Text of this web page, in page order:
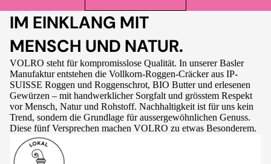
IM EINKLANG MIT
MENSCH UND NATUR.
VOLRO steht für kompromisslose Qualität. In unserer Basler
Manufaktur entstehen die Vollkorn-Roggen-Cräcker aus IP-
SUISSE Roggen und Roggenschrot, BIO Butter und erlesenen
Gewürzen – mit handwerklicher Sorgfalt und grösstem Respekt
vor Mensch, Natur und Rohstoff. Nachhaltigkeit ist für uns kein
Trend, sondern die Grundlage für aussergewöhnlichen Genuss.
Diese fünf Versprechen machen VOLRO zu etwas Besonderem.